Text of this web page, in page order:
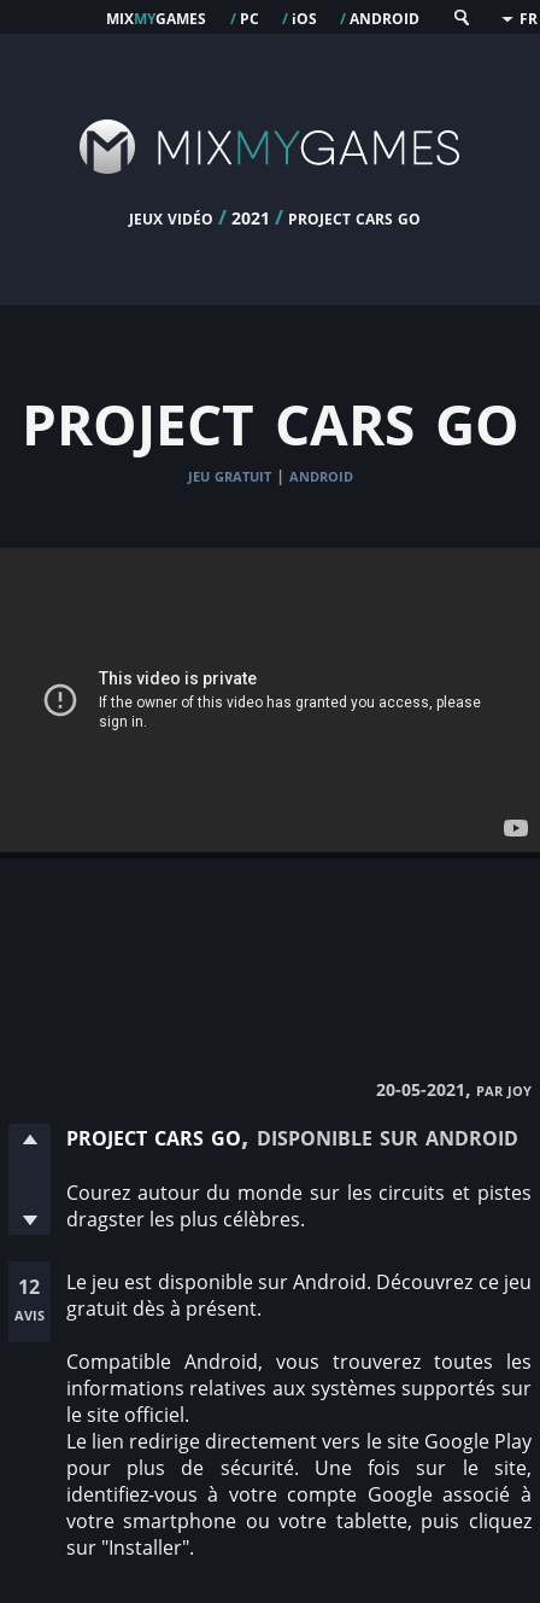
mixmygames / pc / ios /android FR
jeux vidéo / 2021 / project cars go
project cars go
jeu gratuit | android
20-05-2021, par joy
12
avis
project cars go, disponible sur android
Courez autour du monde sur les circuits et pistes
dragster les plus célèbres.
Le jeu est disponible sur Android. Découvrez ce jeu
gratuit dès à présent.
Compatible Android, vous trouverez toutes les
informations relatives aux systèmes supportés sur
le site officiel.
Le lien redirige directement vers le site Google Play
pour plus de sécurité. Une fois sur le site,
identifiez-vous à votre compte Google associé à
votre smartphone ou votre tablette, puis cliquez
sur "Installer".